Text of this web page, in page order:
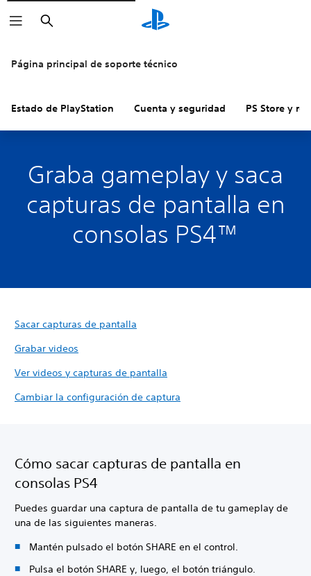
Buscar
Página principal de soporte técnico
Estado de PlayStation Cuenta y seguridad PS Store y
Graba gameplay y saca
capturas de pantalla en
consolas PS4™
Sacar capturas de pantalla
Grabar videos
Ver videos y capturas de pantalla
Cambiar la configuración de captura
Cómo sacar capturas de pantalla en
consolas PS4
Puedes guardar una captura de pantalla de tu gameplay de
una de las siguientes maneras.
Mantén pulsado el botón SHARE en el control.
Pulsa el botón SHARE y, luego, el botón triángulo.